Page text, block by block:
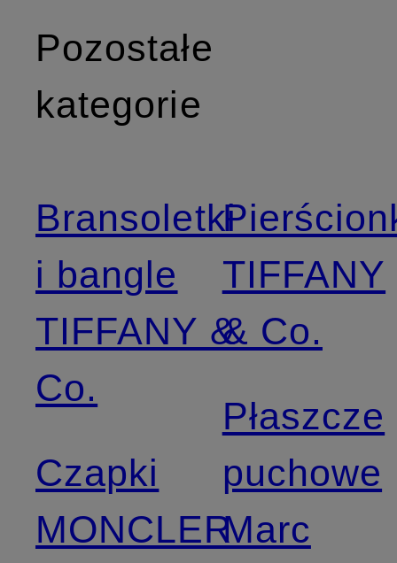
Pozostałe
kategorie
Bransoletki
i bangle
TIFFANY &
Co.
Czapki
MONCLER
TIFFANY
& Co.
Płaszcze
puchowe
Marc